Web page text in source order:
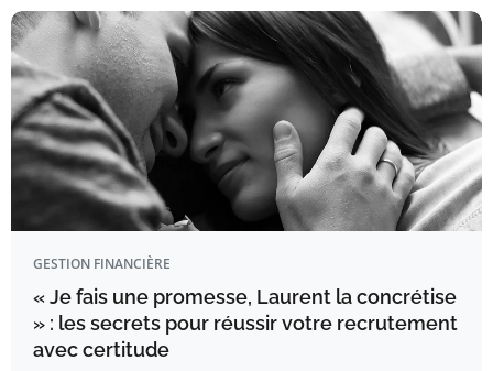
GESTION FINANCIÈRE
« Je fais une promesse, Laurent la concrétise
» : les secrets pour réussir votre recrutement
avec certitude